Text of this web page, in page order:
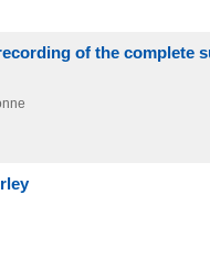
of the complete